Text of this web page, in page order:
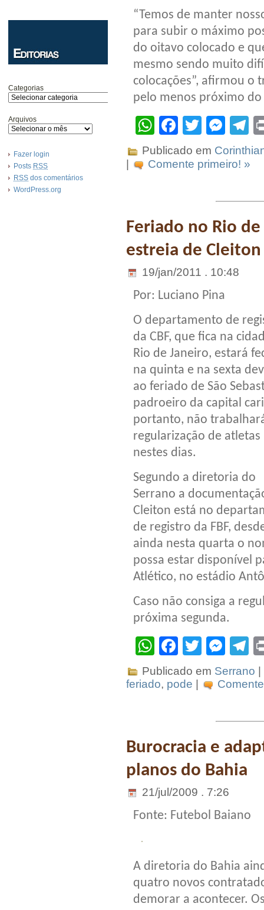
Categorias
Arquivos
Fazer login
Posts RSS
RSS dos comentários
WordPress.org
“Temos de manter
para subir o máximo
do oitavo colocado e
mesmo sendo muito
colocações”, afirmou o
pelo menos próximo
WhatsApp
Facebook
Twitter
Publicado em
Comente primeiro! »
Feriado no Rio
estreia de Cleiton
19/jan/2011 . 10:48
Por: Luciano Pina
O departamento de
da CBF, que fica na
Rio de Janeiro, estará
na quinta e na sexta
ao feriado de São
padroeiro da capital
portanto, não
regularização de atletas
nestes dias.
Segundo a diretoria do
Serrano a
Cleiton está no
de registro da FBF,
ainda nesta quarta o
possa estar disponível
Atlético, no estádio
Caso não consiga a
próxima segunda.
WhatsApp
Facebook
Twitter
Publicado em Serrano |
feriado, pode
Burocracia e
planos do Bahia
21/jul/2009 . 7:26
Fonte: Futebol Baiano
A diretoria do Bahia
quatro novos
demorar a acontecer.